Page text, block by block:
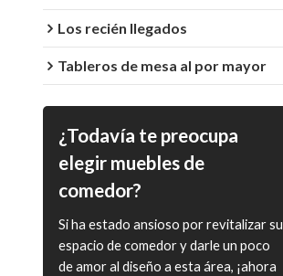
Los recién llegados
Tableros de mesa al por mayor
¿Todavía te preocupa
elegir muebles de
comedor?
Si ha estado ansioso por revitalizar su
espacio de comedor y darle un poco
de amor al diseño a esta área, ¡ahora